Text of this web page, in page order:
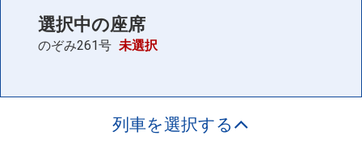
選択中の座席
のぞみ261号 未選択
列車を選択する